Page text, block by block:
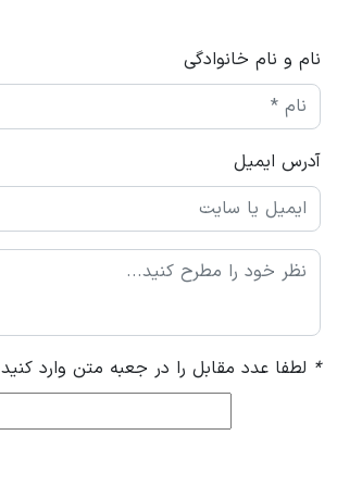
نام و نام خانوادگی
آدرس ایمیل
* لطفا عدد مقابل را در جعبه متن وارد کنید